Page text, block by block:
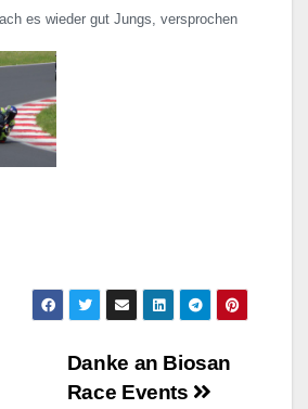
es wieder gut Jungs, versprochen
Danke an Biosan
Race Events